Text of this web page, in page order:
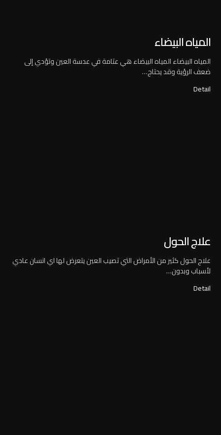
المياه البيضاء
المياه البيضاء المياه البيضاء هي عتامة في عدسة العين وتؤدي إلى
ضعف الرؤية وقد يحتاج…
Detail
علاج الحول
علاج الحول كثير من الأمراض التي تصيب العين يتعرض لها اي انسان عادي
لأسباب وبدون…
Detail